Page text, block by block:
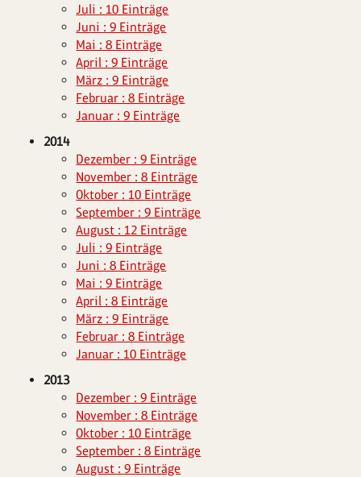
Juli : 10 Einträge
Juni : 9 Einträge
Mai : 8 Einträge
April : 9 Einträge
März : 9 Einträge
Februar : 8 Einträge
Januar : 9 Einträge
2014
Dezember : 9 Einträge
November : 8 Einträge
Oktober : 10 Einträge
September : 9 Einträge
August : 12 Einträge
Juli : 9 Einträge
Juni : 8 Einträge
Mai : 9 Einträge
April : 8 Einträge
März : 9 Einträge
Februar : 8 Einträge
Januar : 10 Einträge
2013
Dezember : 9 Einträge
November : 8 Einträge
Oktober : 10 Einträge
September : 8 Einträge
August : 9 Einträge